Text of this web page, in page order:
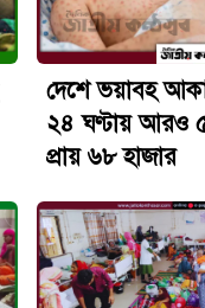
দেশে ভয়াবহ
২৪ ঘণ্টায় আরও
প্রায় ৬৮ হাজার